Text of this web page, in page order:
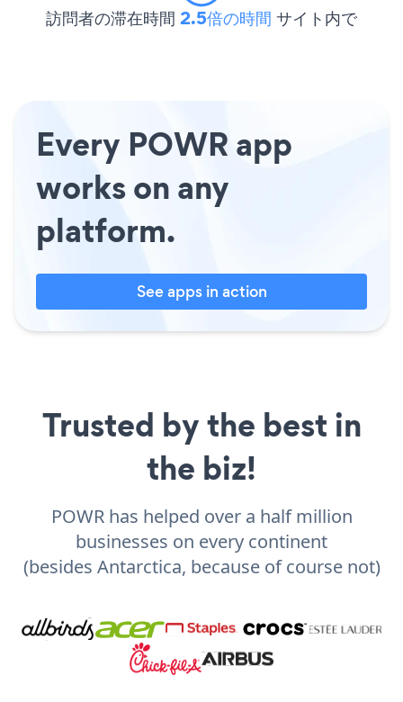
訪問者の滞在時間 2.5倍の時間 サイト内で
Every POWR app
works on any
platform.
See apps in action
Trusted by the best in
the biz!
POWR has helped over a half million
businesses on every continent
(besides Antarctica, because of course not)